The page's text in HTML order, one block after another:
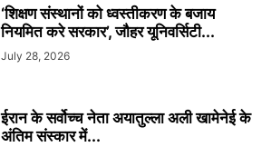
‘शिक्षण संस्थानों को ध्वस्तीकरण के बजाय
नियमित करे सरकार’, जौहर यूनिवर्सिटी...
July 28, 2026
ईरान के सर्वोच्च नेता अयातुल्ला अली खामेनेई के
अंतिम संस्कार में...